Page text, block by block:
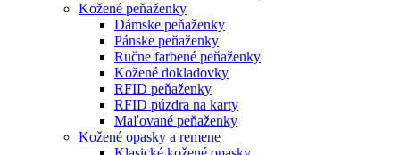
Kožené peňaženky
Dámske peňaženky
Pánske peňaženky
Ručne farbené peňaženky
Kožené dokladovky
RFID peňaženky
RFID púzdra na karty
Maľované peňaženky
Kožené opasky a remene